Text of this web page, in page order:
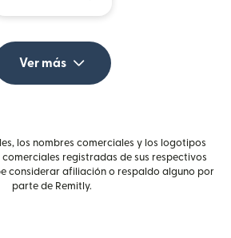
Ver más
los nombres comerciales y los logotipos
registradas de sus respectivos
considerar afiliación o respaldo alguno por
parte de Remitly.